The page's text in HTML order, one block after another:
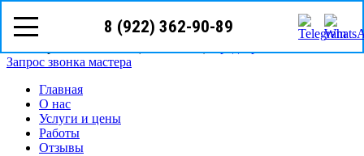
8 (922) 362-90-89
8 (922)
Пермь, ул. Революции, д.3/7А
Запрос звонка мастера
Главная
О нас
Услуги и цены
Работы
Отзывы